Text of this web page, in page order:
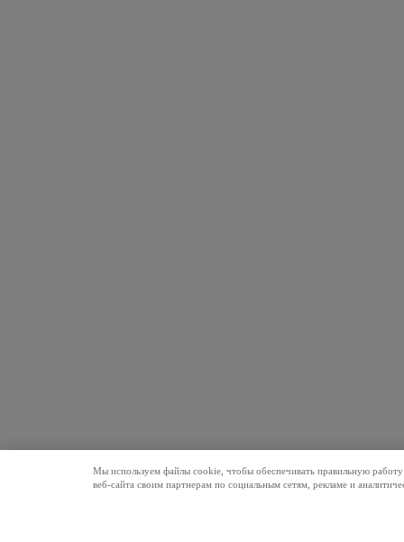
Мы используем файлы cookie, чтобы обеспечивать правильную
веб-сайта своим партнерам по социальным сетям, рекламе и